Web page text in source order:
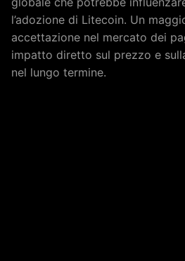
l’adozione di Litecoin. Un
accettazione nel mercato dei
impatto diretto sul prezzo e
nel lungo termine.